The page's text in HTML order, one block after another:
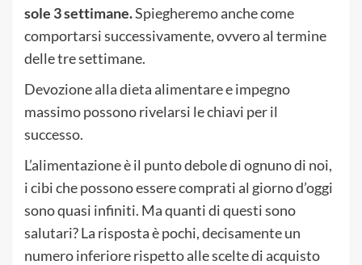
sole 3 settimane.Spiegheremo anche come
comportarsi successivamente, ovvero al termine
delle tre settimane.
Devozione alla dieta alimentare e impegno
massimo possono rivelarsi le chiavi per il
successo.
L’alimentazione è il punto debole di ognuno di noi,
i cibi che possono essere comprati al giorno d’oggi
sono quasi infiniti. Ma quanti di questi sono
salutari? La risposta è pochi, decisamente un
numero inferiore rispetto alle scelte di acquisto